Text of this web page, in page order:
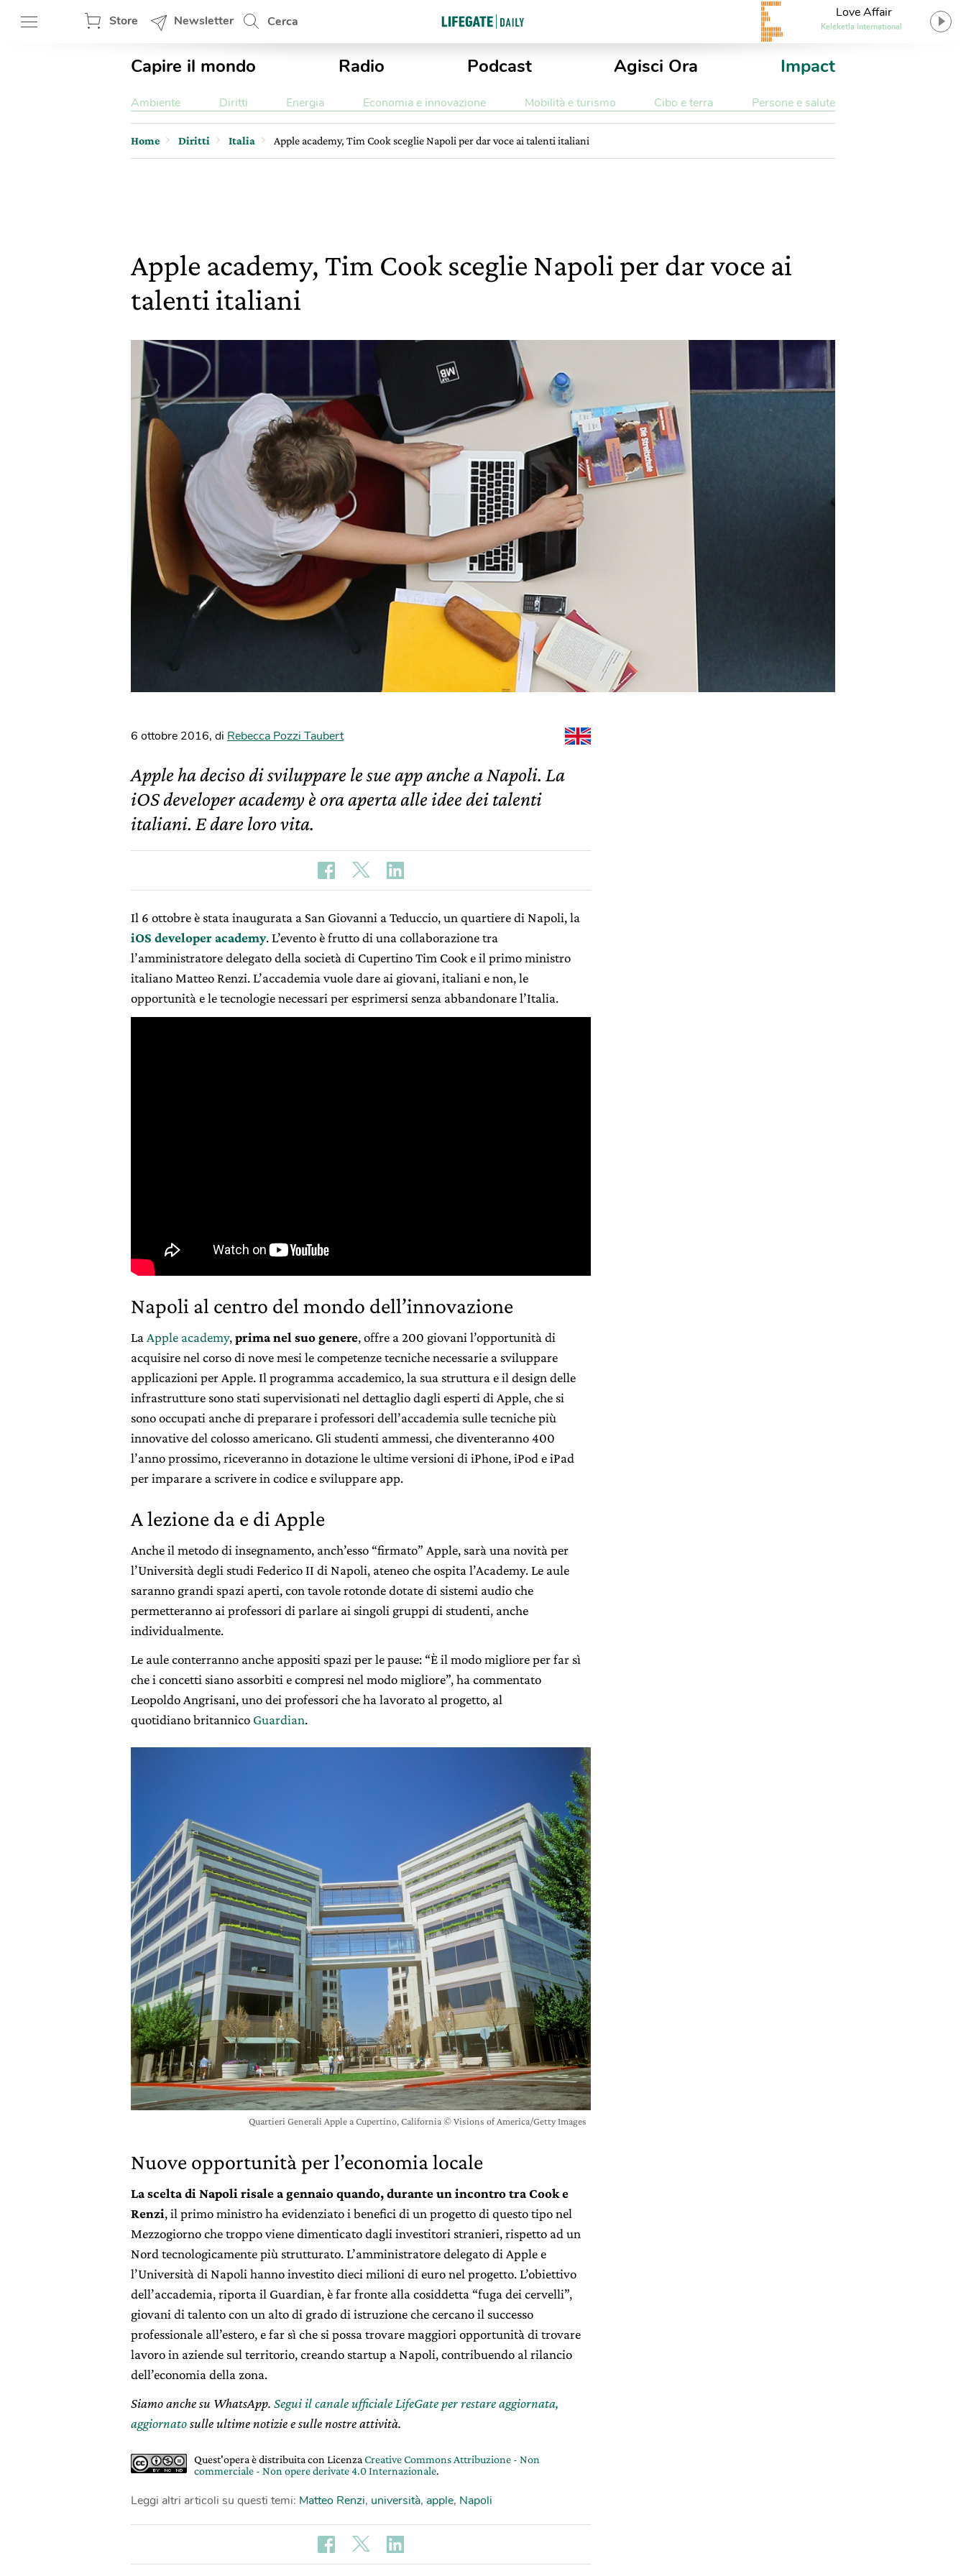
Store Newsletter Cerca
Love Affair
Keleketla International
Capire il mondo Radio Podcast Agisci Ora Impact
Ambiente Diritti Energia Economia e innovazione Mobilità e turismo Cibo e terra Persone e salute
Home Diritti Italia Apple academy, Tim Cook sceglie Napoli per dar voce ai talenti italiani
Apple academy, Tim Cook sceglie Napoli per dar voce ai
talenti italiani
6 ottobre 2016, di Rebecca Pozzi Taubert
Apple ha deciso di sviluppare le sue app anche a Napoli. La
iOS developer academy è ora aperta alle idee dei talenti
italiani. E dare loro vita.
Il 6 ottobre è stata inaugurata a San Giovanni a Teduccio, un quartiere di Napoli, la
iOS developer academy. L’evento è frutto di una collaborazione tra
l’amministratore delegato della società di Cupertino Tim Cook e il primo ministro
italiano Matteo Renzi. L’accademia vuole dare ai giovani, italiani e non, le
opportunità e le tecnologie necessari per esprimersi senza abbandonare l’Italia.
Napoli al centro del mondo dell’innovazione
La Apple academy,prima nel suo genere, offre a 200 giovani l’opportunità di
acquisire nel corso di nove mesi le competenze tecniche necessarie a sviluppare
applicazioni per Apple. Il programma accademico, la sua struttura e il design delle
infrastrutture sono stati supervisionati nel dettaglio dagli esperti di Apple, che si
sono occupati anche di preparare i professori dell’accademia sulle tecniche più
innovative del colosso americano. Gli studenti ammessi, che diventeranno 400
l’anno prossimo, riceveranno in dotazione le ultime versioni di iPhone, iPod e iPad
per imparare a scrivere in codice e sviluppare app.
A lezione da e di Apple
Anche il metodo di insegnamento, anch’esso “firmato” Apple, sarà una novità per
l’Università degli studi Federico II di Napoli, ateneo che ospita l’Academy. Le aule
saranno grandi spazi aperti, con tavole rotonde dotate di sistemi audio che
permetteranno ai professori di parlare ai singoli gruppi di studenti, anche
individualmente.
Le aule conterranno anche appositi spazi per le pause: “È il modo migliore per far sì
che i concetti siano assorbiti e compresi nel modo migliore”, ha commentato
Leopoldo Angrisani, uno dei professori che ha lavorato al progetto, al
quotidiano britannico Guardian.
Quartieri Generali Apple a Cupertino, California © Visions of America/Getty Images
Nuove opportunità per l’economia locale
La scelta di Napoli risale a gennaio quando, durante un incontro tra Cook e
Renzi, il primo ministro ha evidenziato i benefici di un progetto di questo tipo nel
Mezzogiorno che troppo viene dimenticato dagli investitori stranieri, rispetto ad un
Nord tecnologicamente più strutturato. L’amministratore delegato di Apple e
l’Università di Napoli hanno investito dieci milioni di euro nel progetto. L’obiettivo
dell’accademia, riporta il Guardian, è far fronte alla cosiddetta “fuga dei cervelli”,
giovani di talento con un alto di grado di istruzione che cercano il successo
professionale all’estero, e far sì che si possa trovare maggiori opportunità di trovare
lavoro in aziende sul territorio, creando startup a Napoli, contribuendo al rilancio
dell’economia della zona.
Siamo anche su WhatsApp. Segui il canale ufficiale LifeGate per restare aggiornata,
aggiornatosulle ultime notizie e sulle nostre attività.
Quest'opera è distribuita con Licenza Creative Commons Attribuzione - Non
commerciale - Non opere derivate 4.0 Internazionale.
Leggi altri articoli su questi temi: Matteo Renzi, università, apple, Napoli